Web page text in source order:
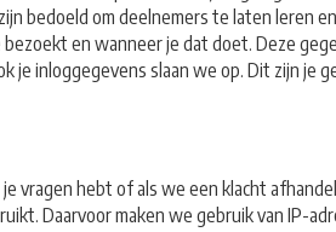
bedoeld om deelnemers te laten
en wanneer je dat doet. Deze
inloggegevens slaan we op. Dit zijn
vragen hebt of als we een klacht
Daarvoor maken we gebruik van IP-